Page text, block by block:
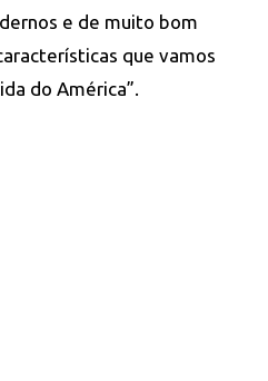
e de muito bom
que vamos
do América”.